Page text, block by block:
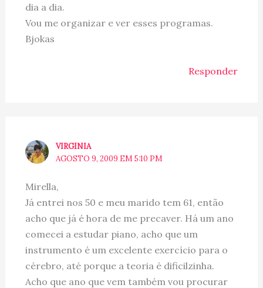
dia a dia.
Vou me organizar e ver esses programas.
Bjokas
Responder
VIRGINIA
AGOSTO 9, 2009 EM 5:10 PM
Mirella,
Já entrei nos 50 e meu marido tem 61, então
acho que já é hora de me precaver. Há um ano
comecei a estudar piano, acho que um
instrumento é um excelente exercício para o
cérebro, até porque a teoria é dificilzinha.
Acho que ano que vem também vou procurar